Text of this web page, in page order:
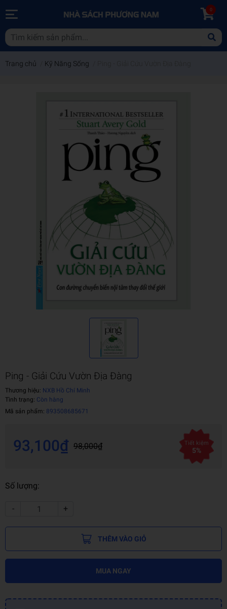
0
Trang chủ Kỹ Năng Sống
Ping - Giải Cứu Vườn Địa Đàng
Thương hiệu: NXB Hồ Chí Minh
Tình trạng: Còn hàng
Mã sản phẩm: 893508685671
93,100₫ 98,000₫ Tiết kiệm
5%
Số lượng:
- +
THÊM VÀO GIỎ
MUA NGAY